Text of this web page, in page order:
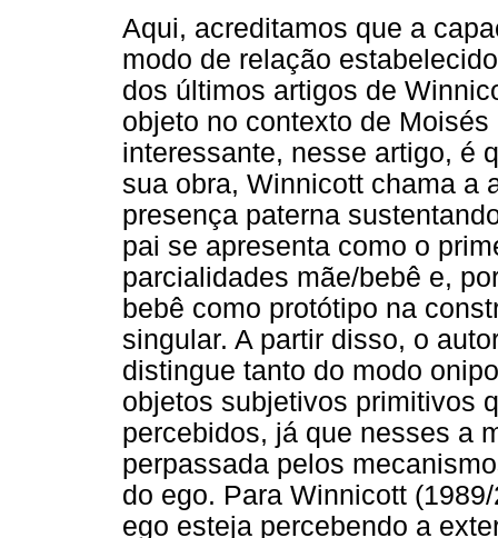
Aqui, acreditamos que a
modo de relação
dos últimos artigos de
objeto no contexto de
interessante, nesse artigo, é
sua obra, Winnicott chama a
presença paterna
pai se apresenta como o
parcialidades mãe/bebê e,
bebê como protótipo na
singular. A partir disso, o
distingue tanto do modo
objetos subjetivos primitivos
percebidos, já que nesses a
perpassada pelos
do ego. Para Winnicott
ego esteja percebendo a